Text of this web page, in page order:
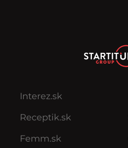
Interez.sk
Receptik.sk
Femm.sk